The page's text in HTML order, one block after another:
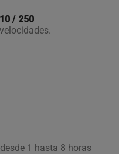
/ 250
1 hasta 8 horas